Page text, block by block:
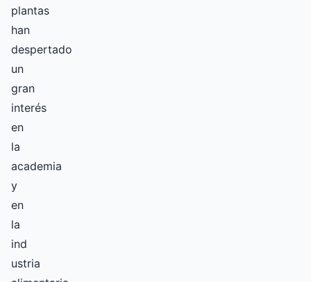
plantas
han
despertado
un
gran
interés
en
la
academia
y
en
la
ind
ustria